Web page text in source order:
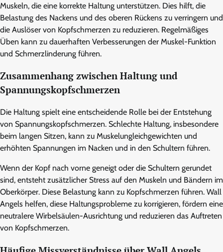
Muskeln, die eine korrekte Haltung unterstützen. Dies hilft, die
Belastung des Nackens und des oberen Rückens zu verringern und
die Auslöser von Kopfschmerzen zu reduzieren. Regelmäßiges
Üben kann zu dauerhaften Verbesserungen der Muskel-Funktion
und Schmerzlinderung führen.
Zusammenhang zwischen Haltung und
Spannungskopfschmerzen
Die Haltung spielt eine entscheidende Rolle bei der Entstehung
von Spannungskopfschmerzen. Schlechte Haltung, insbesondere
beim langen Sitzen, kann zu Muskelungleichgewichten und
erhöhten Spannungen im Nacken und in den Schultern führen.
Wenn der Kopf nach vorne geneigt oder die Schultern gerundet
sind, entsteht zusätzlicher Stress auf den Muskeln und Bändern im
Oberkörper. Diese Belastung kann zu Kopfschmerzen führen. Wall
Angels helfen, diese Haltungsprobleme zu korrigieren, fördern eine
neutralere Wirbelsäulen-Ausrichtung und reduzieren das Auftreten
von Kopfschmerzen.